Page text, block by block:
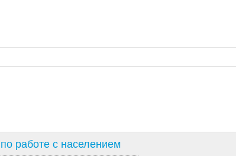
работе с населением